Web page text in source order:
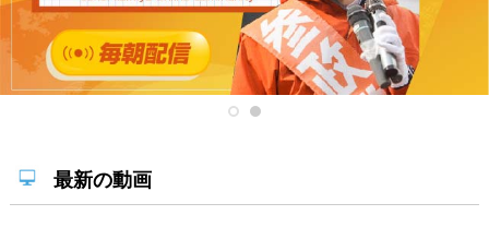
セミナーに参加
研修・ツアーに参加
最新の動画